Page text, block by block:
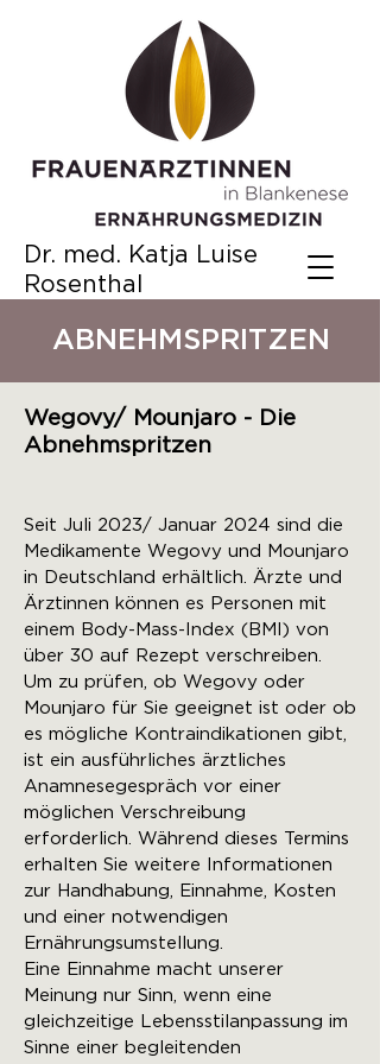
Dr. med. Katja Luise
Rosenthal
ABNEHMSPRITZEN
Wegovy/ Mounjaro - Die
Abnehmspritzen
Seit Juli 2023/ Januar 2024 sind die
Medikamente Wegovy und Mounjaro
in Deutschland erhältlich. Ärzte und
Ärztinnen können es Personen mit
einem Body-Mass-Index (BMI) von
über 30 auf Rezept verschreiben.
Um zu prüfen, ob Wegovy oder
Mounjaro für Sie geeignet ist oder ob
es mögliche Kontraindikationen gibt,
ist ein ausführliches ärztliches
Anamnesegespräch vor einer
möglichen Verschreibung
erforderlich. Während dieses Termins
erhalten Sie weitere Informationen
zur Handhabung, Einnahme, Kosten
und einer notwendigen
Ernährungsumstellung.
Eine Einnahme macht unserer
Meinung nur Sinn, wenn eine
gleichzeitige Lebensstilanpassung im
Sinne einer begleitenden